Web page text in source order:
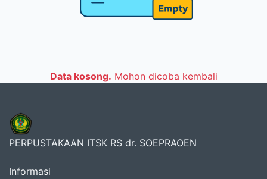
Data kosong. Mohon dicoba kembali
PERPUSTAKAAN ITSK RS dr. SOEPRAOEN
Informasi